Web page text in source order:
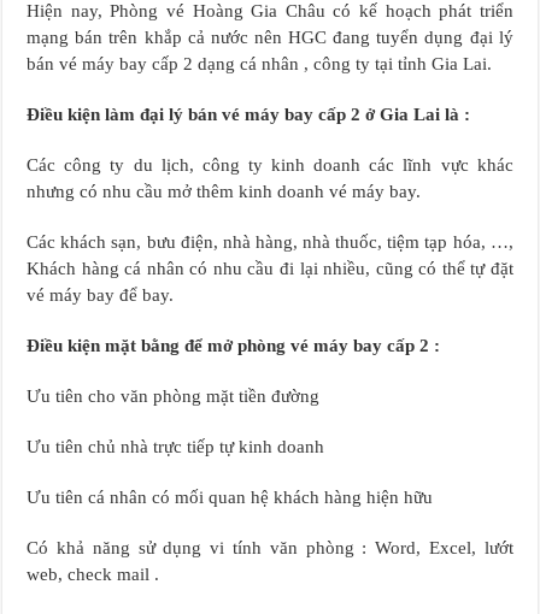
Hiện nay, Phòng vé Hoàng Gia Châu có kế hoạch phát triển
mạng bán trên khắp cả nước nên HGC đang tuyển dụng đại lý
bán vé máy bay cấp 2 dạng cá nhân , công ty tại tỉnh Gia Lai.
Điều kiện làm đại lý bán vé máy bay cấp 2 ở Gia Lai là :
Các công ty du lịch, công ty kinh doanh các lĩnh vực khác
nhưng có nhu cầu mở thêm kinh doanh vé máy bay.
Các khách sạn, bưu điện, nhà hàng, nhà thuốc, tiệm tạp hóa, …,
Khách hàng cá nhân có nhu cầu đi lại nhiều, cũng có thể tự đặt
vé máy bay để bay.
Điều kiện mặt bằng để mở phòng vé máy bay cấp 2 :
Ưu tiên cho văn phòng mặt tiền đường
Ưu tiên chủ nhà trực tiếp tự kinh doanh
Ưu tiên cá nhân có mối quan hệ khách hàng hiện hữu
Có khả năng sử dụng vi tính văn phòng : Word, Excel, lướt
web, check mail .